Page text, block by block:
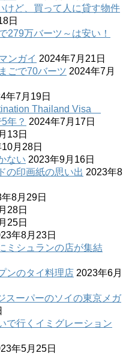
けど、買って人に貸す物件
日
279万バーツ～は安い！
ンガイ 2024年7月21日
ごで70バーツ 2024年7月
年7月19日
Thailand Visa
年？ 2024年7月17日
13日
月28日
ない 2023年9月16日
の印画紙の思い出 2023年8
8月29日
28日
25日
年8月23日
ミシュランの店が集結
ンのタイ料理店 2023年6月
スーパーのソイの東京メガ
で行くイミグレーション
年5月25日